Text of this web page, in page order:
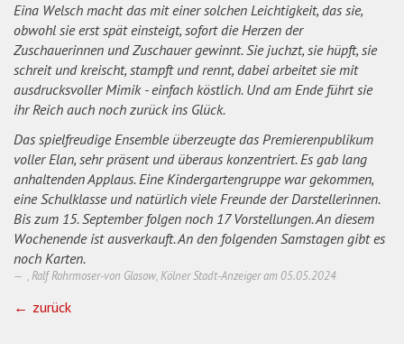
Eina Welsch macht das mit einer solchen Leichtigkeit, das sie,
obwohl sie erst spät einsteigt, sofort die Herzen der
Zuschauerinnen und Zuschauer gewinnt. Sie juchzt, sie hüpft, sie
schreit und kreischt, stampft und rennt, dabei arbeitet sie mit
ausdrucksvoller Mimik - einfach köstlich. Und am Ende führt sie
ihr Reich auch noch zurück ins Glück.
Das spielfreudige Ensemble überzeugte das Premierenpublikum
voller Elan, sehr präsent und überaus konzentriert. Es gab lang
anhaltenden Applaus. Eine Kindergartengruppe war gekommen,
eine Schulklasse und natürlich viele Freunde der Darstellerinnen.
Bis zum 15. September folgen noch 17 Vorstellungen. An diesem
Wochenende ist ausverkauft. An den folgenden Samstagen gibt es
noch Karten.
, Ralf Rohrmoser-von Glasow, Kölner Stadt-Anzeiger am 05.05.2024
zurück